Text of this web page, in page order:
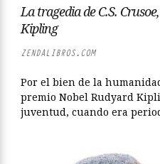
La tragedia de C.S.
Kipling
ZENDALIBROS.COM
Por el bien de la
premio Nobel Rudyard
juventud, cuando era